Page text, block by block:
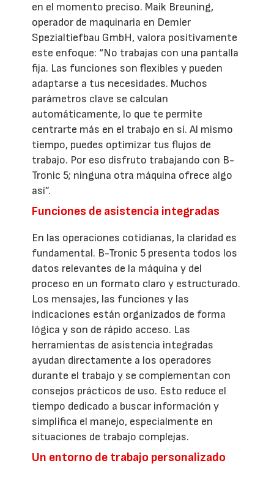
en el momento preciso. Maik Breuning,
operador de maquinaria en Demler
Spezialtiefbau GmbH, valora positivamente
este enfoque: “No trabajas con una pantalla
fija. Las funciones son flexibles y pueden
adaptarse a tus necesidades. Muchos
parámetros clave se calculan
automáticamente, lo que te permite
centrarte más en el trabajo en sí. Al mismo
tiempo, puedes optimizar tus flujos de
trabajo. Por eso disfruto trabajando con B-
Tronic 5; ninguna otra máquina ofrece algo
así”.
Funciones de asistencia integradas
En las operaciones cotidianas, la claridad es
fundamental. B-Tronic 5 presenta todos los
datos relevantes de la máquina y del
proceso en un formato claro y estructurado.
Los mensajes, las funciones y las
indicaciones están organizados de forma
lógica y son de rápido acceso. Las
herramientas de asistencia integradas
ayudan directamente a los operadores
durante el trabajo y se complementan con
consejos prácticos de uso. Esto reduce el
tiempo dedicado a buscar información y
simplifica el manejo, especialmente en
situaciones de trabajo complejas.
Un entorno de trabajo personalizado